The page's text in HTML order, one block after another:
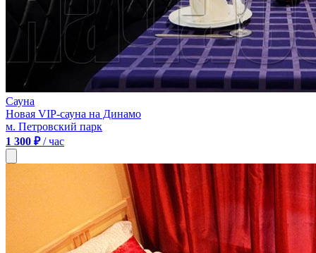
Сауна
Новая VIP-сауна на Динамо
м. Петровский парк
1 300 ₽/ час